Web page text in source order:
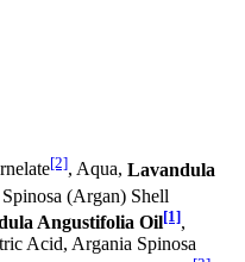
[2], Aqua, Lavandula
(Argan) Shell
Angustifolia Oil[1],
Acid, Argania Spinosa